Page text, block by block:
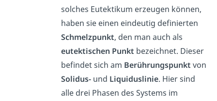
solches Eutektikum erzeugen können,
haben sie einen eindeutig definierten
Schmelzpunkt, den man auch als
eutektischen Punkt bezeichnet. Dieser
befindet sich am Berührungspunkt von
Solidus- und Liquiduslinie. Hier sind
alle drei Phasen des Systems im